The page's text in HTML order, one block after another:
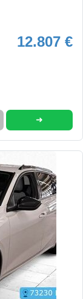
12.807 €
➜